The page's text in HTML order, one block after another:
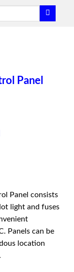
Panel
Panel consists
light and fuses
Panels can be
location